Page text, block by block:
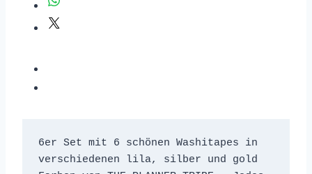
6er Set mit 6 schönen Washitapes in
verschiedenen lila, silber und gold